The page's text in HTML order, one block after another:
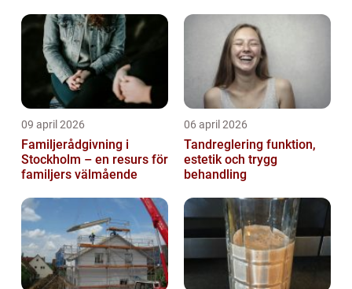
09 april 2026
Familjerådgivning i
Stockholm – en resurs för
familjers välmående
06 april 2026
Tandreglering funktion,
estetik och trygg
behandling